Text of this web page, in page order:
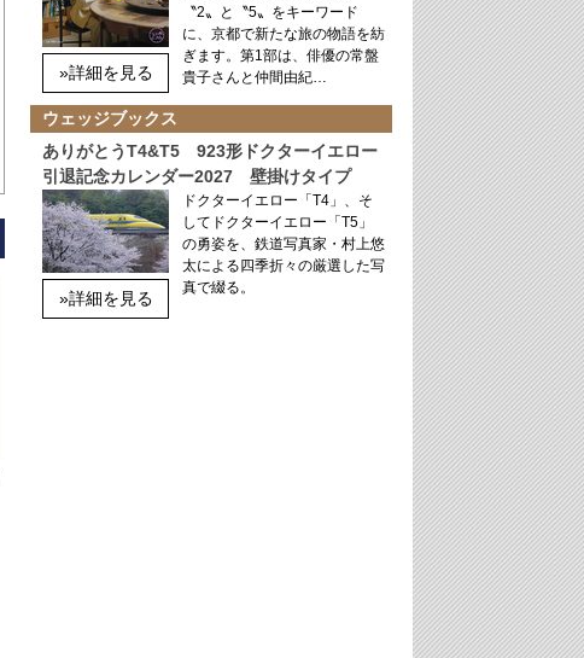
»詳細を見る
〝2〟と〝5〟をキーワード
に、京都で新たな旅の物語を紡
ぎます。第1部は、俳優の常盤
貴子さんと仲間由紀…
ウェッジブックス
ありがとうT4&T5 923形ドクターイエロー
引退記念カレンダー2027 壁掛けタイプ
»詳細を見る
ドクターイエロー「T4」、そ
してドクターイエロー「T5」
の勇姿を、鉄道写真家・村上悠
太による四季折々の厳選した写
真で綴る。